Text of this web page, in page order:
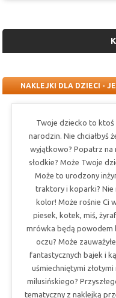
NAKLEJKI DLA DZIECI -
Twoje dziecko to ktoś
narodzin. Nie chciałbyś
wyjątkowo? Popatrz na
słodkie? Może Twoje
Może to urodzony
traktory i koparki? Nie
kolor! Może rośnie Ci
piesek, kotek, miś,
mrówka będą powodem
oczu? Może
fantastycznych bajek i
uśmiechniętymi
milusińskiego?
tematyczny z naklejką